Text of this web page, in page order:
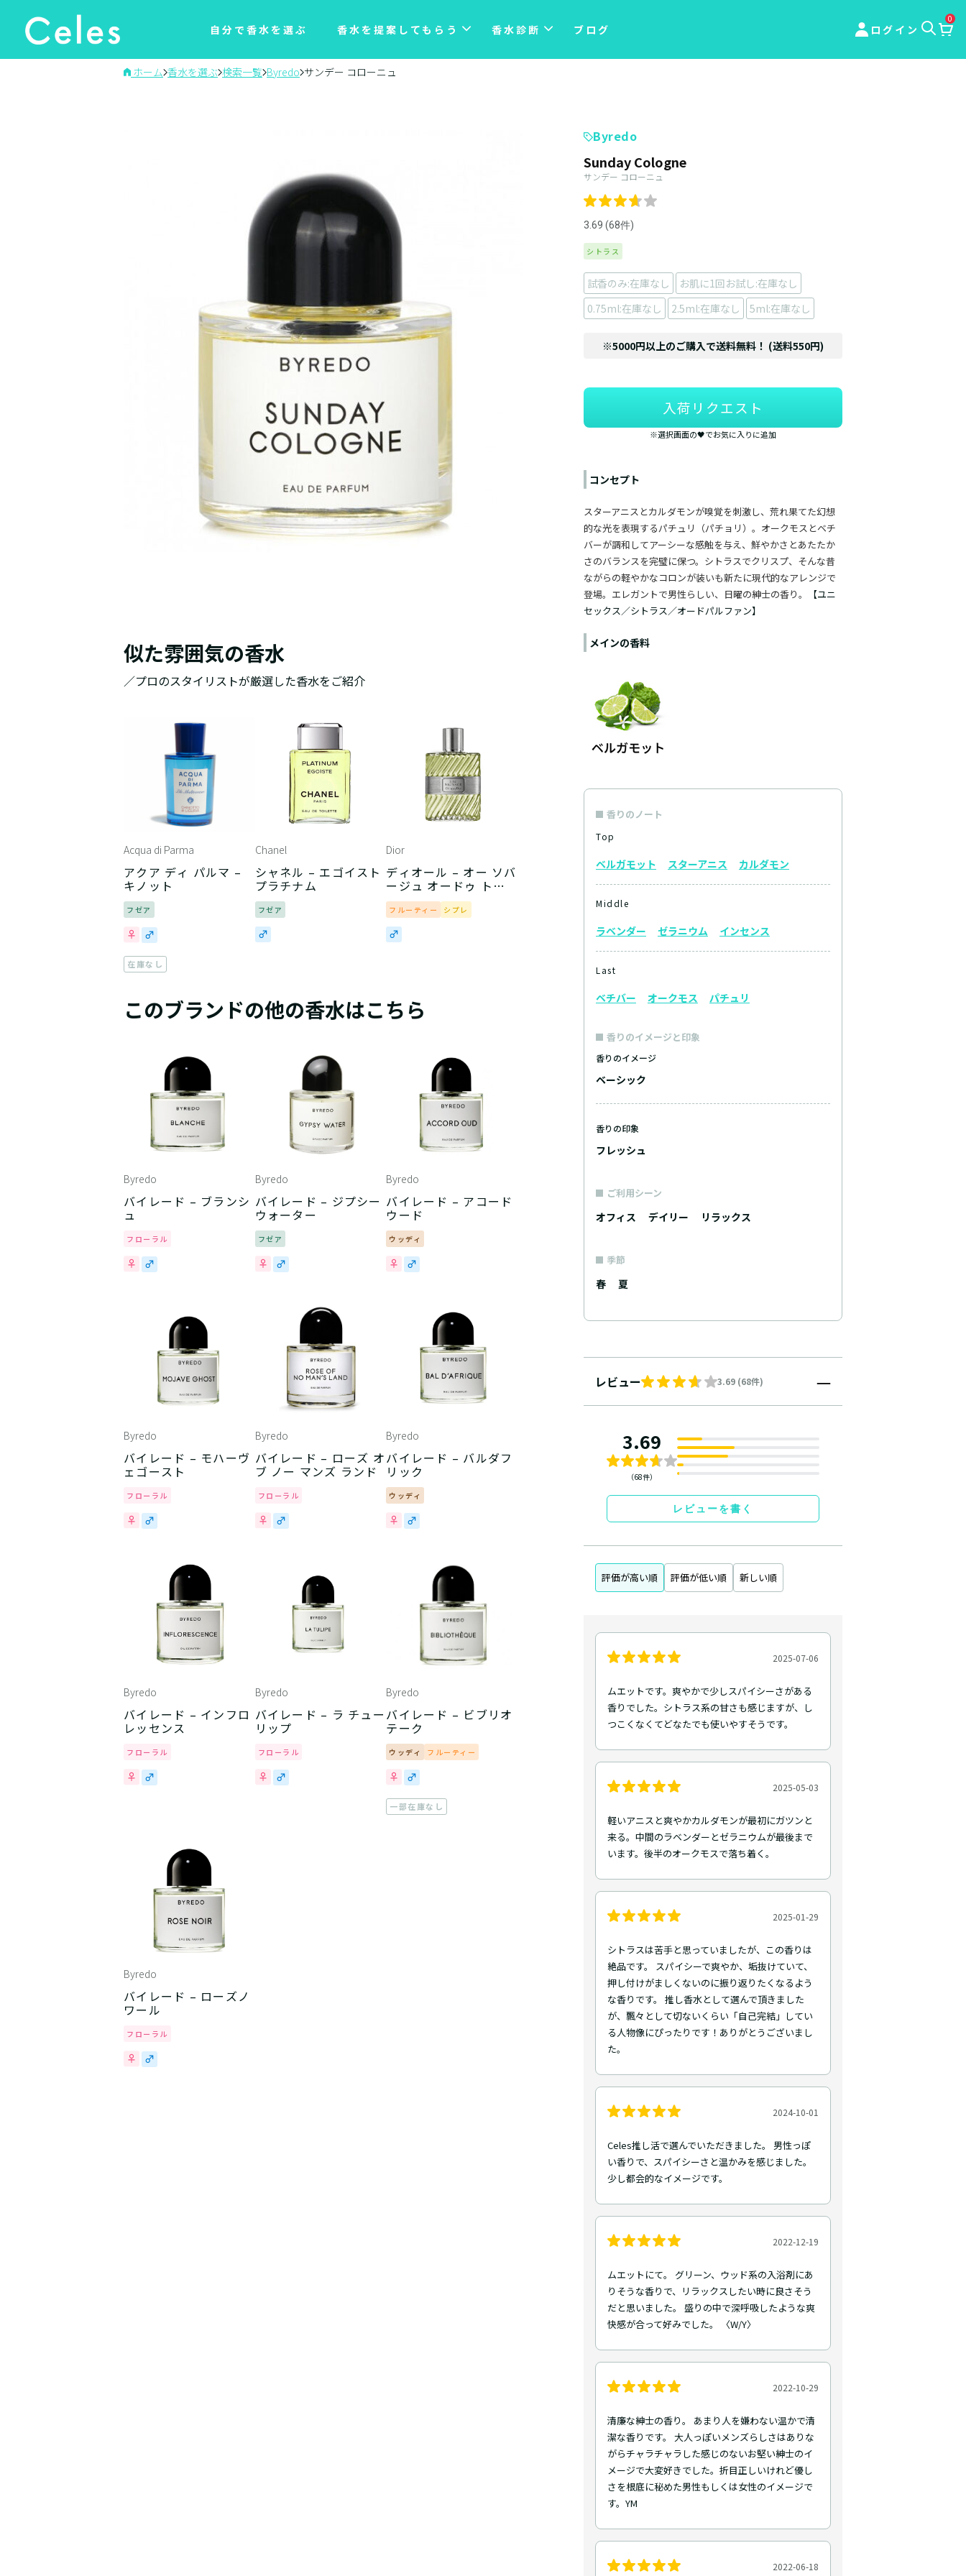
自分で香水を選ぶ 香水を提案してもらう 香水診断 ブログ ログイン
0
ホーム 香水を選ぶ 検索一覧 Byredo サンデー コローニュ
Byredo
Sunday Cologne
サンデー コローニュ
3.69 (68件)
シトラス
試香のみ:在庫なし
お肌に1回お試し:在庫なし
0.75ml:在庫なし
2.5ml:在庫なし 5ml:在庫なし
※5000円以上のご購入で送料無料！ (送料550円)
入荷リクエスト
※選択画面の🖤でお気に入りに追加
コンセプト
スターアニスとカルダモンが嗅覚を刺激し、荒れ果てた幻想
的な光を表現するパチュリ（パチョリ）。オークモスとベチ
バーが調和してアーシーな感触を与え、鮮やかさとあたたか
さのバランスを完璧に保つ。シトラスでクリスプ、そんな昔
ながらの軽やかなコロンが装いも新たに現代的なアレンジで
登場。エレガントで男性らしい、日曜の紳士の香り。
【ユニ
セックス／シトラス／オードパルファン】
メインの香料
香りのノート
Top
ベルガモット スターアニス カルダモン
Middle
ラベンダー ゼラニウム インセンス
Last
ベチバー オークモス パチュリ
香りのイメージと印象
香りのイメージ
ベーシック
香りの印象
フレッシュ
ご利用シーン
オフィス デイリー リラックス
季節
春 夏
レビュー 3.69 (68件)
3.69
（68件）
レビューを書く
評価が高い順 評価が低い順 新しい順
2025-07-06
ムエットです。爽やかで少しスパイシーさがある
香りでした。シトラス系の甘さも感じますが、し
つこくなくてどなたでも使いやすそうです。
2025-05-03
軽いアニスと爽やかカルダモンが最初にガツンと
来る。中間のラベンダーとゼラニウムが最後まで
います。後半のオークモスで落ち着く。
2025-01-29
シトラスは苦手と思っていましたが、この香りは
絶品です。 スパイシーで爽やか、垢抜けていて、
押し付けがましくないのに振り返りたくなるよう
な香りです。 推し香水として選んで頂きました
が、飄々として切ないくらい「自己完結」してい
る人物像にぴったりです！ありがとうございまし
た。
2024-10-01
Celes推し活で選んでいただきました。 男性っぽ
い香りで、スパイシーさと温かみを感じました。
少し都会的なイメージです。
2022-12-19
ムエットにて。 グリーン、ウッド系の入浴剤にあ
りそうな香りで、リラックスしたい時に良さそう
だと思いました。 盛りの中で深呼吸したような爽
快感が合って好みでした。 〈W/Y〉
2022-10-29
清廉な紳士の香り。 あまり人を嫌わない温かで清
潔な香りです。 大人っぽいメンズらしさはありな
がらチャラチャラした感じのないお堅い紳士のイ
メージで大変好きでした。折目正しいけれど優し
さを根底に秘めた男性もしくは女性のイメージで
す。YM
2022-06-18
似た雰囲気の香水
／プロのスタイリストが厳選した香水をご紹介
Acqua di Parma
アクア ディ パルマ –
キノット
フゼア
在庫なし
Chanel
シャネル – エゴイスト
プラチナム
フゼア
Dior
ディオール – オー ソバ
ージュ オードゥ トワ
レ
フルーティー シプレ
このブランドの他の香水はこちら
Byredo
バイレード – ブランシ
ュ
フローラル
Byredo
バイレード – ジプシー
ウォーター
フゼア
Byredo
バイレード – アコード
ウード
ウッディ
Byredo
バイレード – モハーヴ
ェゴースト
フローラル
Byredo
バイレード – ローズ オ
ブ ノー マンズ ランド
フローラル
Byredo
バイレード – バルダフ
リック
ウッディ
Byredo
バイレード – インフロ
レッセンス
フローラル
Byredo
バイレード – ラ チュー
リップ
フローラル
Byredo
バイレード – ビブリオ
テーク
ウッディ フルーティー
一部在庫なし
Byredo
バイレード – ローズノ
ワール
フローラル